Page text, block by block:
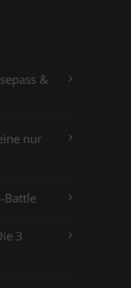
&
nur
Battle
3